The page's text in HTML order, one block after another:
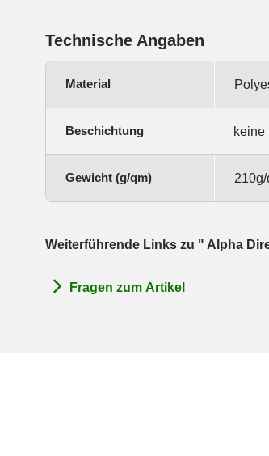
Technische Angaben
Material
Beschichtung keine
Gewicht (g/qm)
Weiterführende Links zu " Alpha
Fragen zum Artikel